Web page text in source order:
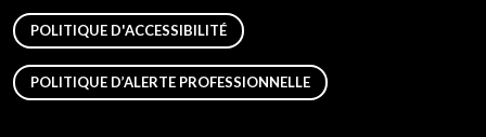
POLITIQUE D'ACCESSIBILITÉ
POLITIQUE D’ALERTE PROFESSIONNELLE